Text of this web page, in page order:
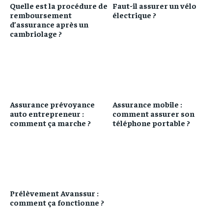
Quelle est la procédure de
remboursement
d’assurance après un
cambriolage ?
Faut-il assurer un vélo
électrique ?
Assurance prévoyance
auto entrepreneur :
comment ça marche ?
Assurance mobile :
comment assurer son
téléphone portable ?
Prélèvement Avanssur :
comment ça fonctionne ?